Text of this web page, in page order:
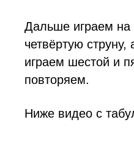
Дальше играем на
четвёртую
играем шестой и
повторяем.
Ниже видео с